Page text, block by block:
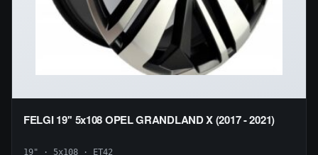
FELGI 19'' 5x108 OPEL GRANDLAND X (2017 - 2021)
19" · 5x108 · ET42